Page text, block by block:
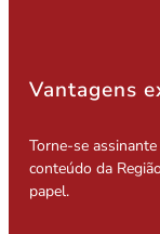
Vantagens
Torne-se
conteúdo da
papel.